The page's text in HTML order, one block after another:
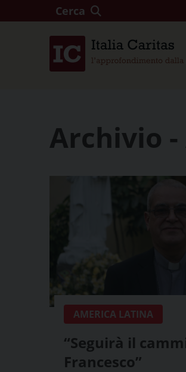
Cerca
Archivio
AMERICA LATINA
“Seguirà il
Francesco”